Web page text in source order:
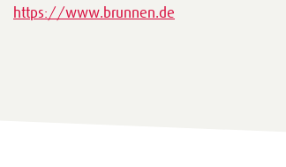
https://www.brunnen.de